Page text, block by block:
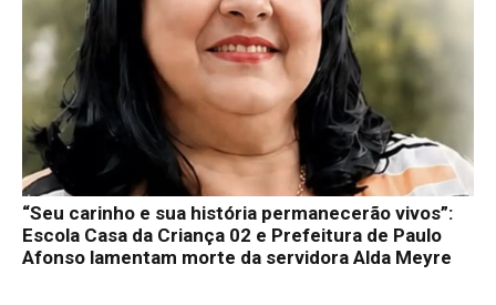
“Seu carinho e sua história permanecerão vivos”:
Escola Casa da Criança 02 e Prefeitura de Paulo
Afonso lamentam morte da servidora Alda Meyre